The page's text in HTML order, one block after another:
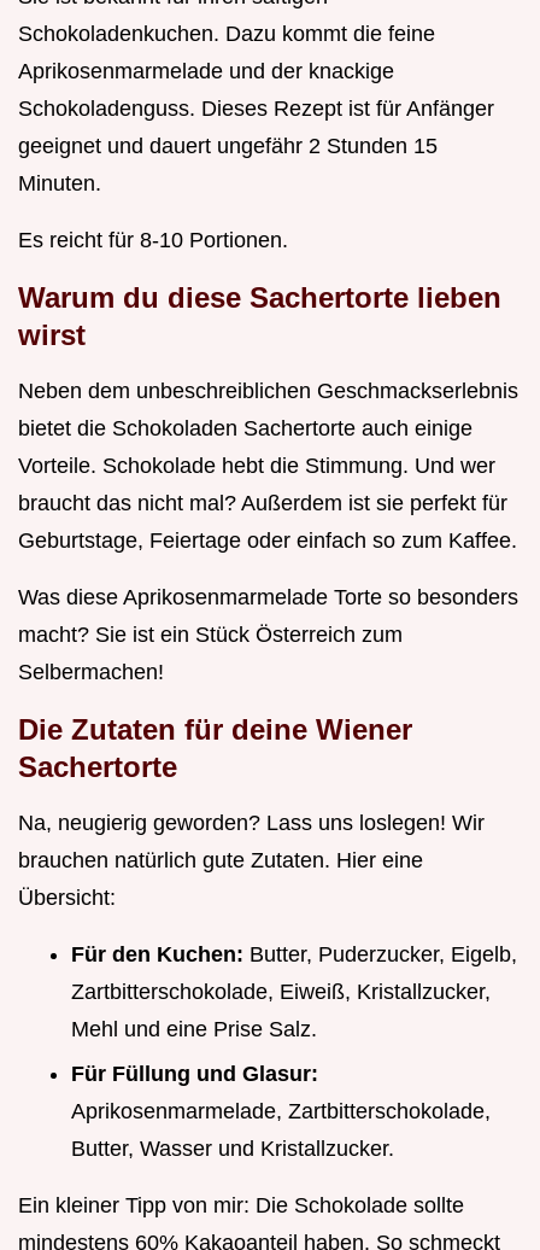
Schokoladenkuchen. Dazu kommt die feine
Aprikosenmarmelade und der knackige
Schokoladenguss. Dieses Rezept ist für Anfänger
geeignet und dauert ungefähr 2 Stunden 15
Minuten.
Es reicht für 8-10 Portionen.
Warum du diese Sachertorte lieben
wirst
Neben dem unbeschreiblichen Geschmackserlebnis
bietet die Schokoladen Sachertorte auch einige
Vorteile. Schokolade hebt die Stimmung. Und wer
braucht das nicht mal? Außerdem ist sie perfekt für
Geburtstage, Feiertage oder einfach so zum Kaffee.
Was diese Aprikosenmarmelade Torte so besonders
macht? Sie ist ein Stück Österreich zum
Selbermachen!
Die Zutaten für deine Wiener
Sachertorte
Na, neugierig geworden? Lass uns loslegen! Wir
brauchen natürlich gute Zutaten. Hier eine
Übersicht:
Für den Kuchen: Butter, Puderzucker, Eigelb,
Zartbitterschokolade, Eiweiß, Kristallzucker,
Mehl und eine Prise Salz.
Für Füllung und Glasur:
Aprikosenmarmelade, Zartbitterschokolade,
Butter, Wasser und Kristallzucker.
Ein kleiner Tipp von mir: Die Schokolade sollte
mindestens 60% Kakaoanteil haben. So schmeckt